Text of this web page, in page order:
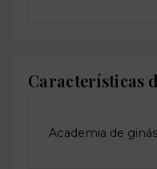
Características
Academia de